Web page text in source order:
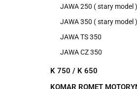
JAWA 250 ( stary model )
JAWA 350 ( stary model )
JAWA TS 350
JAWA CZ 350
K 750 / K 650
KOMAR ROMET